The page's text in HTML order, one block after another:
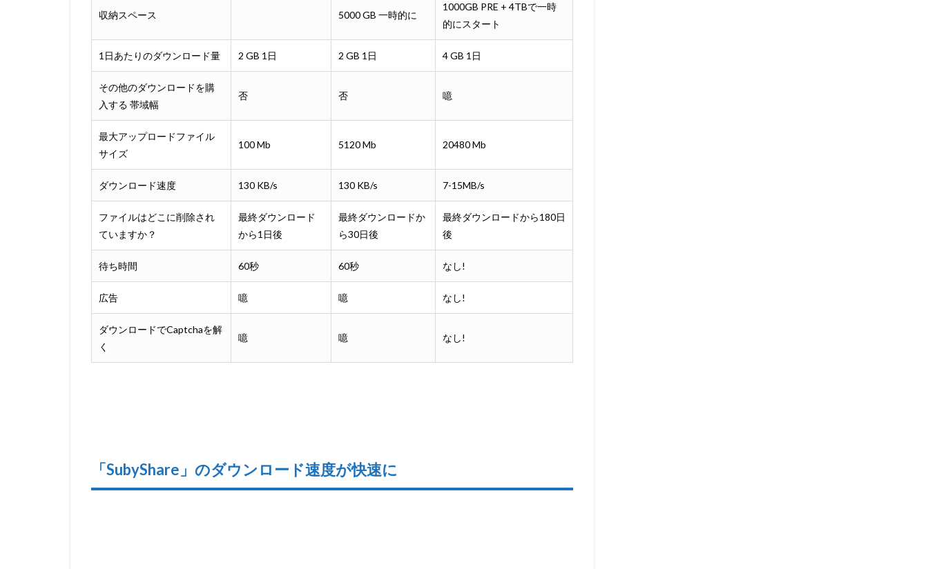
収納スペース 5000 GB 一時的に
1000GB PRE + 4TBで一時
的にスタート
1日あたりのダウンロード量 2 GB 1日 2 GB 1日 4 GB 1日
その他のダウンロードを購
入する 帯域幅
否 否 噫
最大アップロードファイル
サイズ
100 Mb 5120 Mb 20480 Mb
ダウンロード速度 130 KB/s 130 KB/s 7-15MB/s
ファイルはどこに削除され
ていますか？
最終ダウンロード
から1日後
最終ダウンロードか
ら30日後
最終ダウンロードから180日
後
待ち時間 60秒 60秒 なし!
広告 噫 噫 なし!
ダウンロードでCaptchaを解
く
噫 噫 なし!
「SubyShare」のダウンロード速度が快速に